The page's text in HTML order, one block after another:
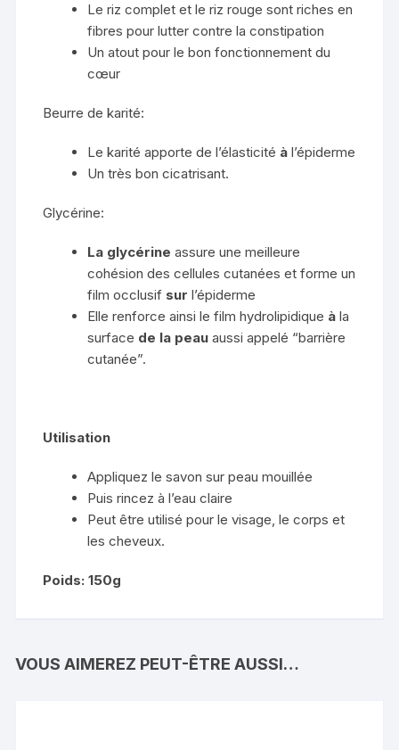
Le riz complet et le riz rouge sont riches en
fibres pour lutter contre la constipation
Un atout pour le bon fonctionnement du
cœur
Beurre de karité:
Le karité apporte de l’élasticité à l’épiderme
Un très bon cicatrisant.
Glycérine:
La glycérine assure une meilleure
cohésion des cellules cutanées et forme un
film occlusif sur l’épiderme
Elle renforce ainsi le film hydrolipidique à la
surface de la peau aussi appelé “barrière
cutanée”.
Utilisation
Appliquez le savon sur peau mouillée
Puis rincez à l’eau claire
Peut être utilisé pour le visage, le corps et
les cheveux.
Poids: 150g
VOUS AIMEREZ PEUT-ÊTRE AUSSI…